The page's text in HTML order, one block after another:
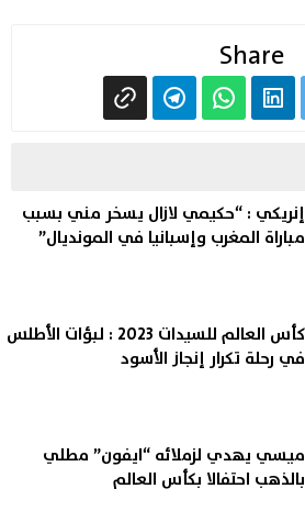
Share
إنريكي : “حكيمي لازال يسخر مني بسبب
مباراة المغرب وإسبانيا في المونديال”
كأس العالم للسيدات 2023 : لبؤات الأطلس
في رحلة تكرار إنجاز الأسود
ميسي يهدي لزملائه “ايفون” مطلي
بالذهب احتفالا بكأس العالم